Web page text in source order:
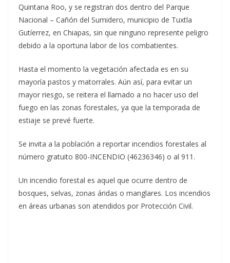
Quintana Roo, y se registran dos dentro del Parque
Nacional – Cañón del Sumidero, municipio de Tuxtla
Gutíerrez, en Chiapas, sin que ninguno represente peligro
debido a la oportuna labor de los combatientes.
Hasta el momento la vegetación afectada es en su
mayoría pastos y matorrales. Aún así, para evitar un
mayor riesgo, se reitera el llamado a no hacer uso del
fuego en las zonas forestales, ya que la temporada de
estiaje se prevé fuerte.
Se invita a la población a reportar incendios forestales al
número gratuito 800-INCENDIO (46236346) o al 911.
Un incendio forestal es aquel que ocurre dentro de
bosques, selvas, zonas áridas o manglares. Los incendios
en áreas urbanas son atendidos por Protección Civil.